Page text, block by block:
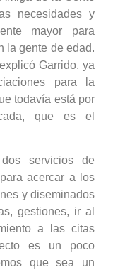
necesidades y
mayor para
la gente de edad.
Garrido, ya
para la
todavía está por
que es el
servicios de
acercar a los
y diseminados
gestiones, ir al
a las citas
es un poco
que sea un